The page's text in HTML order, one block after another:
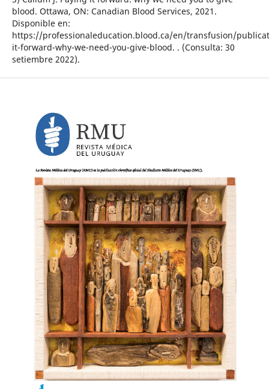
blood. Ottawa, ON: Canadian Blood Services, 2021.
Disponible en:
https://professionaleducation.blood.ca/en/transfusion/
it-forward-why-we-need-you-give-blood. . (Consulta: 30
setiembre 2022).